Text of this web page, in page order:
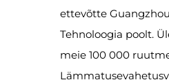
ettevõtte
Tehnoloogia poolt.
meie 100 000